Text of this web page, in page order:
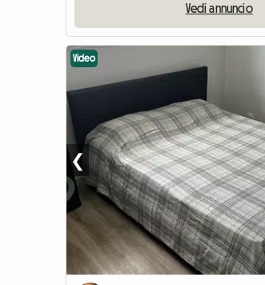
Vedi annuncio
Video
❮